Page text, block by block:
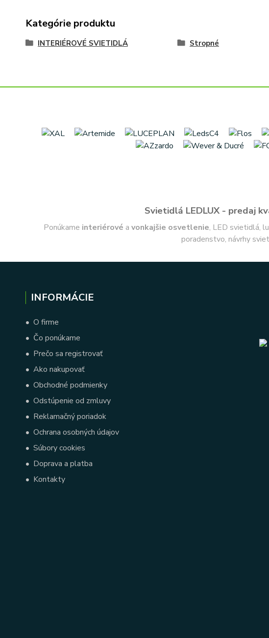
Kategórie produktu
INTERIÉROVÉ SVIETIDLÁ Stropné
Svietidlá LEDLUX - predaj
Ponúkame interiérové a vonkajšie osvetlenie, LED svietidlá,
poradenstvo, návrhy
INFORMÁCIE
• O firme
• Čo ponúkame
• Prečo sa registrovať
• Ako nakupovať
• Obchodné podmienky
• Odstúpenie od zmluvy
• Reklamačný poriadok
• Ochrana osobných údajov
• Súbory cookies
• Doprava a platba
• Kontakty